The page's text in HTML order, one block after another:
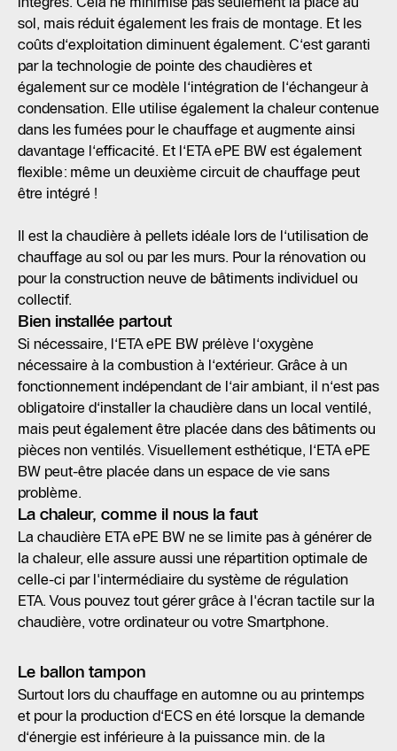
sol, mais réduit également les frais de montage. Et les
coûts d‘exploitation diminuent également. C‘est garanti
par la technologie de pointe des chaudières et
également sur ce modèle l‘intégration de l‘échangeur à
condensation. Elle utilise également la chaleur contenue
dans les fumées pour le chauffage et augmente ainsi
davantage l‘efficacité. Et l‘ETA ePE BW est également
flexible: même un deuxième circuit de chauffage peut
être intégré !
Il est la chaudière à pellets idéale lors de l‘utilisation de
chauffage au sol ou par les murs. Pour la rénovation ou
pour la construction neuve de bâtiments individuel ou
collectif.
Bien installée partout
Si nécessaire, l‘ETA ePE BW prélève l‘oxygène
nécessaire à la combustion à l‘extérieur. Grâce à un
fonctionnement indépendant de l‘air ambiant, il n‘est pas
obligatoire d‘installer la chaudière dans un local ventilé,
mais peut également être placée dans des bâtiments ou
pièces non ventilés. Visuellement esthétique, l‘ETA ePE
BW peut-être placée dans un espace de vie sans
problème.
La chaleur, comme il nous la faut
La chaudière ETA ePE BW ne se limite pas à générer de
la chaleur, elle assure aussi une répartition optimale de
celle-ci par l'intermédiaire du système de régulation
ETA. Vous pouvez tout gérer grâce à l'écran tactile sur la
chaudière, votre ordinateur ou votre Smartphone.
Le ballon tampon
Surtout lors du chauffage en automne ou au printemps
et pour la production d‘ECS en été lorsque la demande
d‘énergie est inférieure à la puissance min. de la